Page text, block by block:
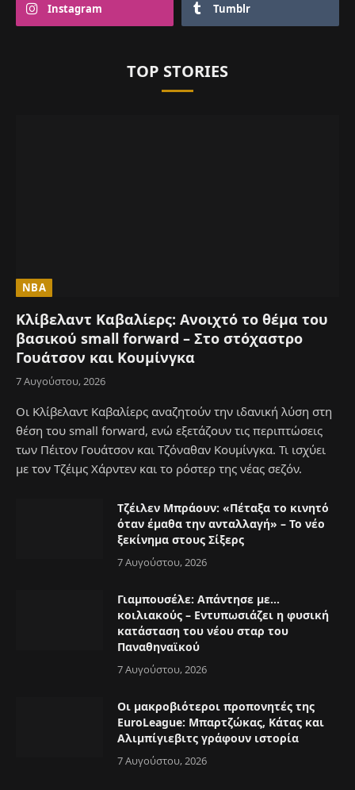
Instagram Tumblr
TOP STORIES
NBA
Κλίβελαντ Καβαλίερς: Ανοιχτό το θέμα του
βασικού small forward – Στο στόχαστρο
Γουάτσον και Κουμίνγκα
7 Αυγούστου, 2026
Οι Κλίβελαντ Καβαλίερς αναζητούν την ιδανική λύση στη
θέση του small forward, ενώ εξετάζουν τις περιπτώσεις
των Πέιτον Γουάτσον και Τζόναθαν Κουμίνγκα. Τι ισχύει
με τον Τζέιμς Χάρντεν και το ρόστερ της νέας σεζόν.
Τζέιλεν Μπράουν: «Πέταξα το κινητό
όταν έμαθα την ανταλλαγή» – Το νέο
ξεκίνημα στους Σίξερς
7 Αυγούστου, 2026
Γιαμπουσέλε: Απάντησε με…
κοιλιακούς – Εντυπωσιάζει η φυσική
κατάσταση του νέου σταρ του
Παναθηναϊκού
7 Αυγούστου, 2026
Οι μακροβιότεροι προπονητές της
EuroLeague: Μπαρτζώκας, Κάτας και
Αλιμπίγιεβιτς γράφουν ιστορία
7 Αυγούστου, 2026